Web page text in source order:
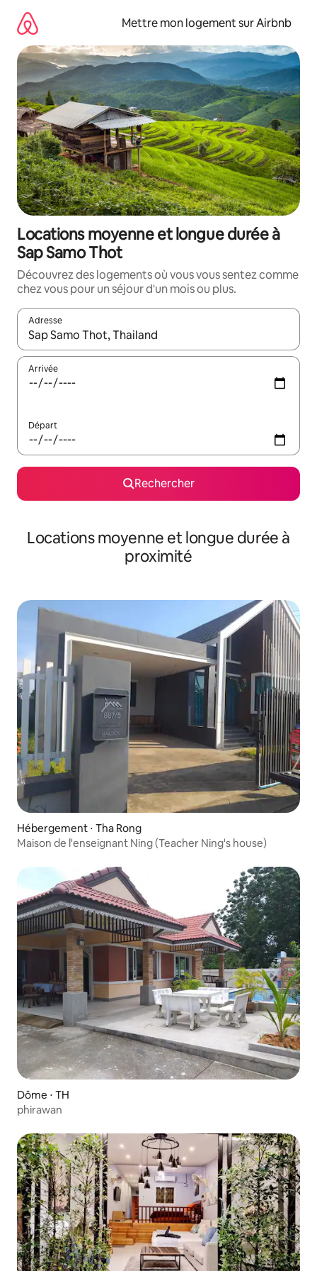
directement
contenu
Mettre mon logement sur Airbnb
Locations moyenne et longue durée à
Sap Samo Thot
Découvrez des logements où vous vous sentez comme
chez vous pour un séjour d'un mois ou plus.
Adresse
Lorsque les résultats s'affichent, utilisez les flèches vers le
Arrivée
Départ
Rechercher
Locations moyenne et longue durée à
proximité
Hébergement ⋅ Tha Rong
Maison de l'enseignant Ning (Teacher Ning's house)
Dôme ⋅ TH
phirawan